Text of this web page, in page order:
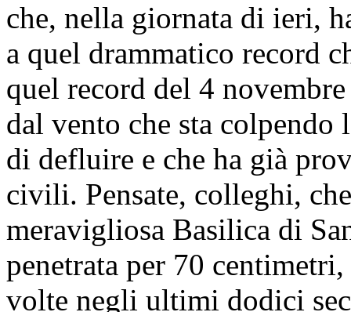
che, nella giornata di ieri,
a quel drammatico record
quel record del 4
dal vento che sta colpendo
di defluire e che ha già
civili. Pensate, colleghi,
meravigliosa Basilica di
penetrata per 70
volte negli ultimi dodici